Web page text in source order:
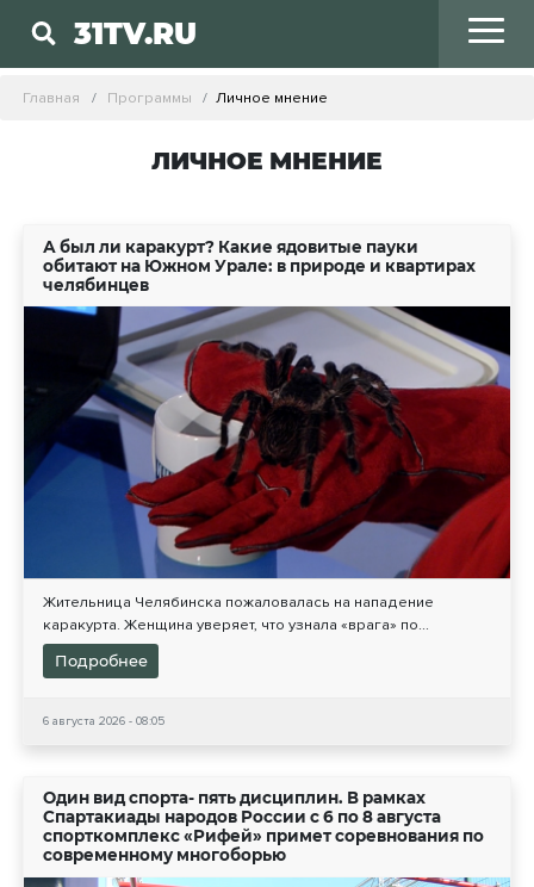
31TV.RU
Главная Программы Личное мнение
ЛИЧНОЕ МНЕНИЕ
А был ли каракурт? Какие ядовитые пауки
обитают на Южном Урале: в природе и квартирах
челябинцев
Жительница Челябинска пожаловалась на нападение
каракурта. Женщина уверяет, что узнала «врага» по...
Подробнее
6 августа 2026 - 08:05
Один вид спорта- пять дисциплин. В рамках
Спартакиады народов России с 6 по 8 августа
спорткомплекс «Рифей» примет соревнования по
современному многоборью